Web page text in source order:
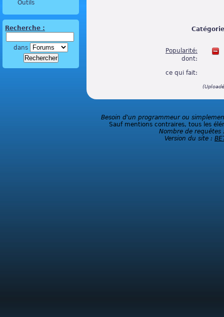
Outils
Recherche :
dans
Popularité:
dont:
ce qui fait:
Besoin d'un programmeur ou
Sauf mentions contraires, tous les
Nombre de requêtes
Version du site :